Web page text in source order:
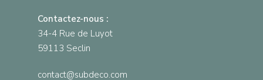
Contactez-nous :
34-4 Rue de Luyot
59113 Seclin
contact@subdeco.com